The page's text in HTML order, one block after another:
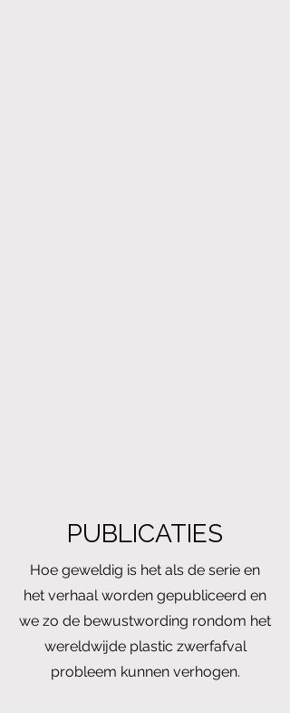
PUBLICATIES
Hoe geweldig is het als de serie en
het verhaal worden gepubliceerd en
we zo de bewustwording rondom het
wereldwijde plastic zwerfafval
probleem kunnen verhogen.